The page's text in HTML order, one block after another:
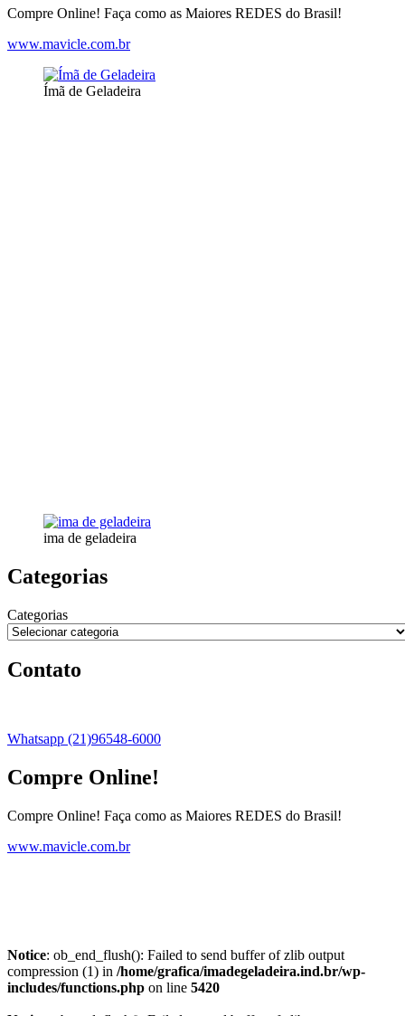
Compre Online! Faça como as Maiores REDES do Brasil!
www.mavicle.com.br
Ímã de Geladeira
ima de geladeira
Categorias
Categorias
Contato
Whatsapp (21)96548-6000
Compre Online!
Compre Online! Faça como as Maiores REDES do Brasil!
www.mavicle.com.br
Notice: ob_end_flush(): Failed to send buffer of zlib output
compression (1) in /home/grafica/imadegeladeira.ind.br/wp-
includes/functions.php on line 5420